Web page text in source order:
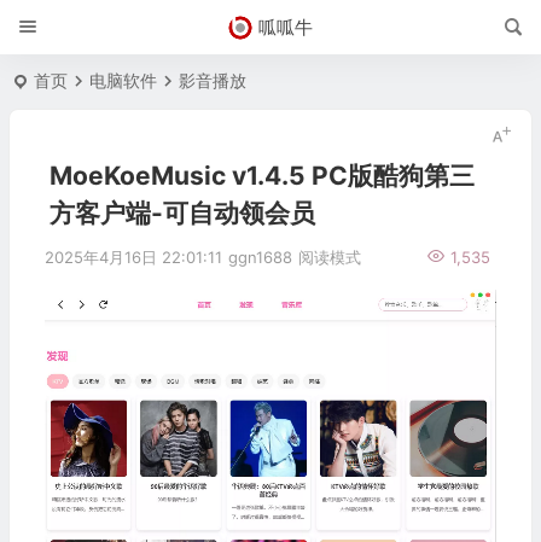
呱呱牛
首页 电脑软件 影音播放
MoeKoeMusic v1.4.5 PC版酷狗第三
方客户端-可自动领会员
2025年4月16日 22:01:11 ggn1688 1,535
阅读模式